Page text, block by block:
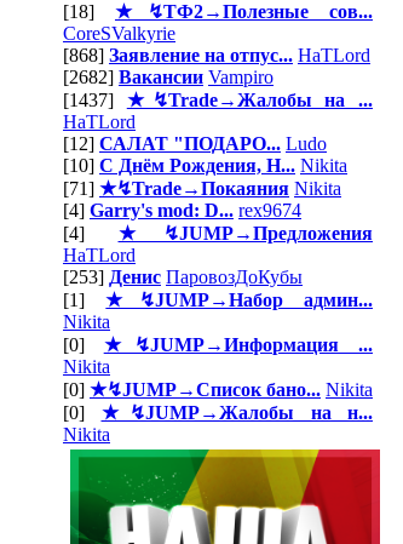
[18] ★↯ТФ2→Полезные сов...
CoreSValkyrie
[868] Заявление на отпус... HaTLord
[2682] Вакансии Vampiro
[1437] ★↯Trade→Жалобы на ...
HaTLord
[12] САЛАТ "ПОДАРО... Ludo
[10] С Днём Рождения, Н... Nikita
[71] ★↯Trade→Покаяния Nikita
[4] Garry's mod: D... rex9674
[4] ★↯JUMP→Предложения
HaTLord
[253] Денис ПаровозДоКубы
[1]★↯JUMP→Набор админ...
Nikita
[0] ★↯JUMP→Информация ...
Nikita
[0] ★↯JUMP→Список бано... Nikita
[0] ★↯JUMP→Жалобы на н...
Nikita